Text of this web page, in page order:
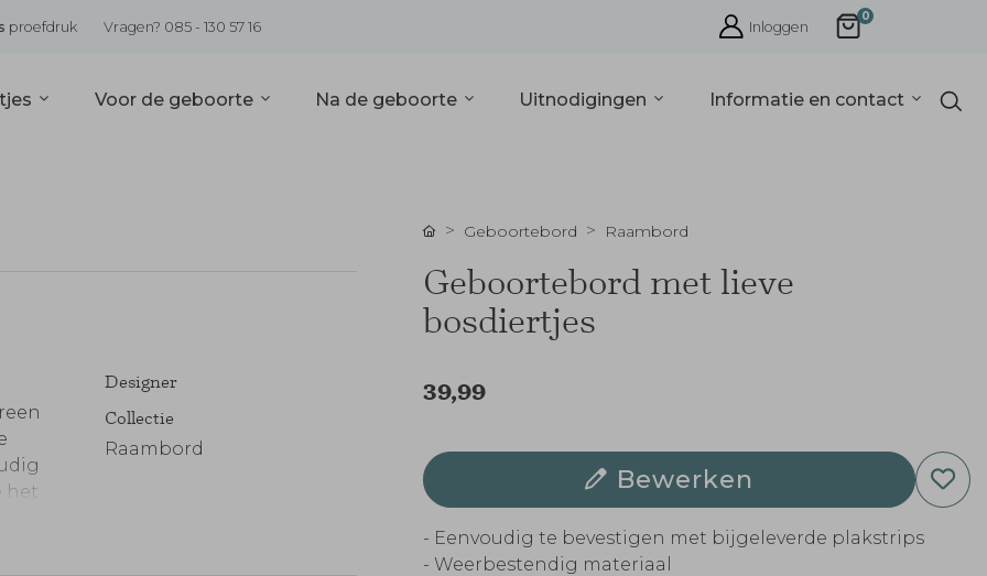
proefdruk Vragen? 085 - 130 57 16 Inloggen
0
Voor de geboorte Na de geboorte Uitnodigingen Informatie en contact
het
Designer
Collectie
Raambord
Geboortebord Raambord
Geboortebord met lieve
bosdiertjes
39,99
Bewerken
- Eenvoudig te bevestigen met bijgeleverde plakstrips
- Weerbestendig materiaal